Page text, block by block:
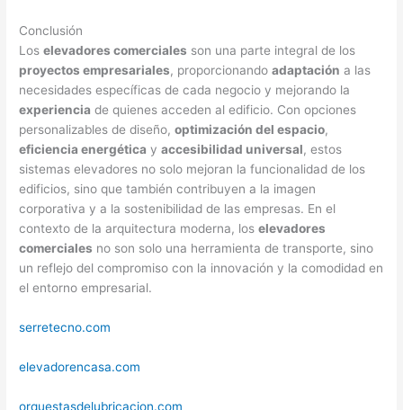
Conclusión
Loselevadores comerciales son una parte integral de los
proyectos empresariales, proporcionandoadaptación a las
necesidades específicas de cada negocio y mejorando la
experiencia de quienes acceden al edificio. Con opciones
personalizables de diseño,optimización del espacio,
eficiencia energética yaccesibilidad universal, estos
sistemas elevadores no solo mejoran la funcionalidad de los
edificios, sino que también contribuyen a la imagen
corporativa y a la sostenibilidad de las empresas. En el
contexto de la arquitectura moderna, loselevadores
comerciales no son solo una herramienta de transporte, sino
un reflejo del compromiso con la innovación y la comodidad en
el entorno empresarial.
serretecno.com
elevadorencasa.com
orquestasdelubricacion.com